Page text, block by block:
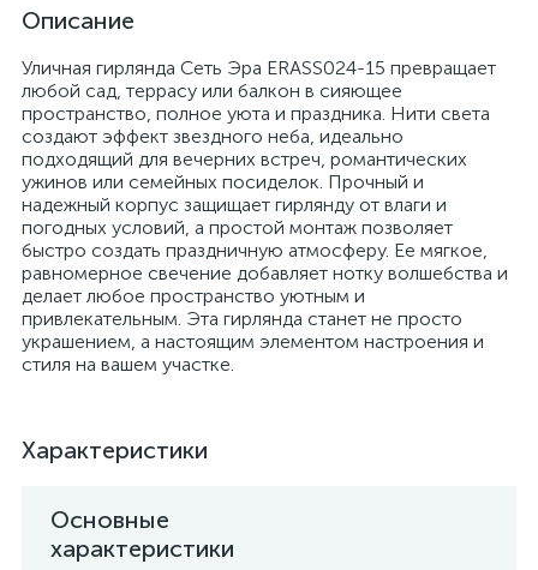
Описание
Уличная гирлянда Сеть Эра ERASS024-15 превращает
любой сад, террасу или балкон в сияющее
пространство, полное уюта и праздника. Нити света
создают эффект звездного неба, идеально
подходящий для вечерних встреч, романтических
ужинов или семейных посиделок. Прочный и
надежный корпус защищает гирлянду от влаги и
погодных условий, а простой монтаж позволяет
быстро создать праздничную атмосферу. Ее мягкое,
равномерное свечение добавляет нотку волшебства и
делает любое пространство уютным и
привлекательным. Эта гирлянда станет не просто
украшением, а настоящим элементом настроения и
стиля на вашем участке.
Характеристики
Основные
характеристики